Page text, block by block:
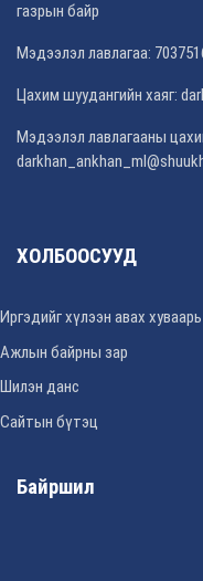
газрын байр
Мэдээлэл лавлагаа:
Цахим шуудангийн хаяг:
Мэдээлэл лавлагааны
ХОЛБООСУУД
Иргэдийг хүлээн авах хуваарь
Ажлын байрны зар
Шилэн данс
Сайтын бүтэц
Байршил